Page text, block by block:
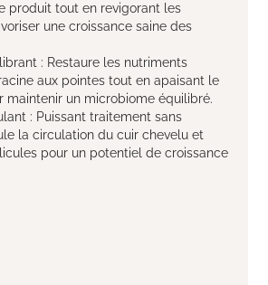
produit tout en revigorant les
une croissance saine des
: Restaure les nutriments
aux pointes tout en apaisant le
maintenir un microbiome équilibré.
: Puissant traitement sans
la circulation du cuir chevelu et
pour un potentiel de croissance